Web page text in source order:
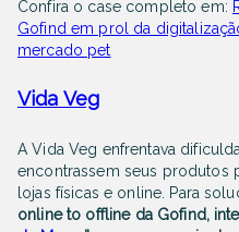
Confira o case completo em:
Gofind em prol da
mercado pet
Vida Veg
A Vida Veg enfrentava
encontrassem seus produtos
lojas físicas e online. Para
online to offline da Gofind,